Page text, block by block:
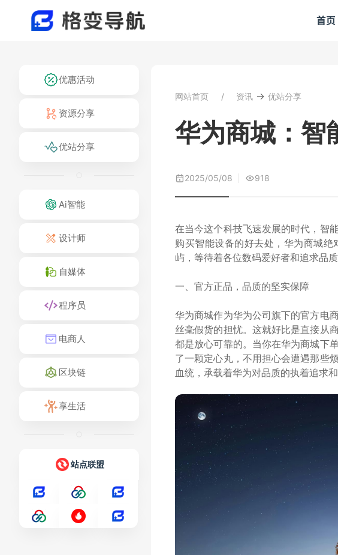
首页
优惠活动
资源分享
优站分享
Ai智能
设计师
自媒体
程序员
电商人
区块链
享生活
站点联盟
网站首页 资讯 → 优站分享
华为商城：智
2025/05/08 918
在当今这个科技飞速发展的时代，智
购买智能设备的好去处，华为商城
屿，等待着各位数码爱好者和追求品
一、官方正品，品质的坚实保障
华为商城作为华为公司旗下的官方电
丝毫假货的担忧。这就好比是直接从
都是放心可靠的。当你在华为商城下
了一颗定心丸，不用担心会遭遇那些
血统，承载着华为对品质的执着追求